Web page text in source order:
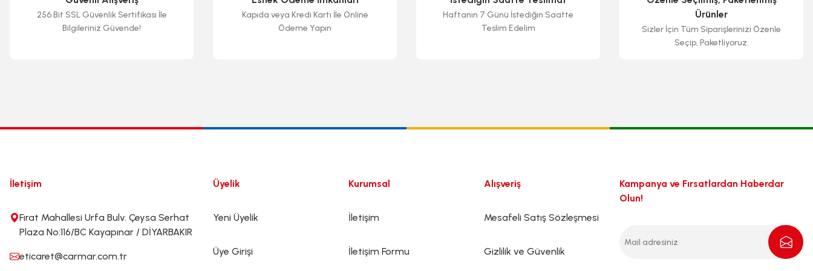
256 Bit SSL Güvenlik Sertifikası İle
Bilgileriniz Güvende!
Kapıda veya Kredi Kartı İle Online
Ödeme Yapın
Haftanın 7 Günü İstediğin Saatte
Teslim Edelim
Ürünler
Sizler İçin Tüm Siparişlerinizi Özenle
Seçip, Paketliyoruz.
İletişim
Fırat Mahallesi Urfa Bulv. Çeysa Serhat
Plaza No:116/BC Kayapınar / DİYARBAKIR
eticaret@carmar.com.tr
Üyelik
Yeni Üyelik
Üye Girişi
Kurumsal
İletişim
İletişim Formu
Alışveriş
Mesafeli Satış Sözleşmesi
Gizlilik ve Güvenlik
Kampanya ve Fırsatlardan Haberdar
Olun!